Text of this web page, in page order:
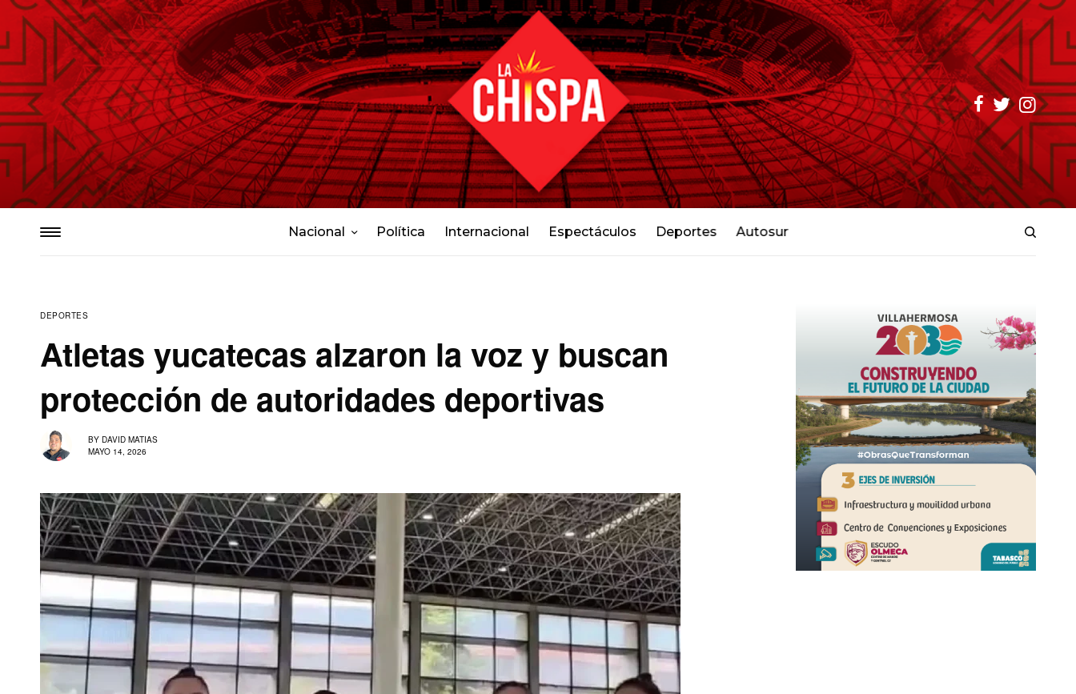
Nacional Política Internacional Espectáculos Deportes Autosur
DEPORTES
Atletas yucatecas alzaron la voz y buscan
protección de autoridades deportivas
BY DAVID MATIAS
MAYO 14, 2026